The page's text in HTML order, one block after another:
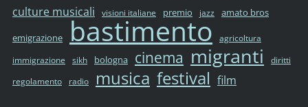
culture musicali visioni italiane premio jazz amato bros
emigrazione bastimento
agricoltura
immigrazione
sikh bologna cinema migranti
diritti
regolamento
radio musica festival film